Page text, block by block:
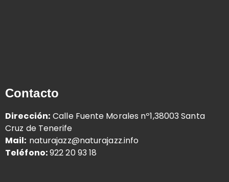
Contacto
Dirección: Calle Fuente Morales nº1,38003 Santa
Cruz de Tenerife
Mail: naturajazz@naturajazz.info
Teléfono:922 20 93 18